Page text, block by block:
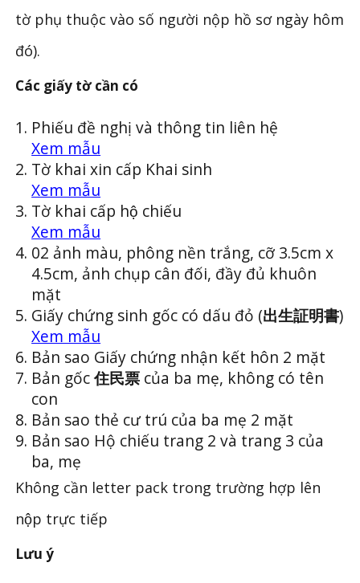
tờ phụ thuộc vào số người nộp hồ sơ ngày hôm
đó).
Các giấy tờ cần có
Phiếu đề nghị và thông tin liên hệ
Xem mẫu
Tờ khai xin cấp Khai sinh
Xem mẫu
Tờ khai cấp hộ chiếu
Xem mẫu
02 ảnh màu, phông nền trắng, cỡ 3.5cm x
4.5cm, ảnh chụp cân đối, đầy đủ khuôn
mặt
Giấy chứng sinh gốc có dấu đỏ (出生証明書)
Xem mẫu
Bản sao Giấy chứng nhận kết hôn 2 mặt
Bản gốc住民票 của ba mẹ, không có tên
con
Bản sao thẻ cư trú của ba mẹ 2 mặt
Bản sao Hộ chiếu trang 2 và trang 3 của
ba, mẹ
Không cần letter pack trong trường hợp lên
nộp trực tiếp
Lưu ý